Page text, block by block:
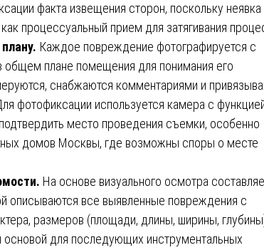
факта извещения сторон, поскольку неявка
процессуальный прием для затягивания
Каждое повреждение фотографируется с
общем плане помещения для понимания его
снабжаются комментариями и
фотофиксации используется камера с
место проведения съемки, особенно
домов Москвы, где возможны споры о месте
На основе визуального осмотра
описываются все выявленные повреждения с
размеров (площади, длины, ширины,
для последующих инструментальных